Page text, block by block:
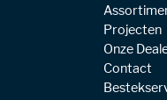
Projecten
Onze
Contact